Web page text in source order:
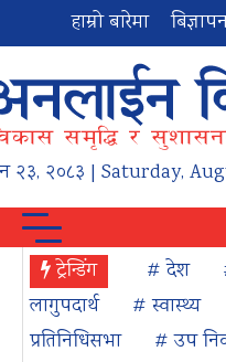
हाम्रो बारेमा
२३, २०८३ | Saturday,
ट्रेन्डिंग # देश
लागुपदार्थ
# स्वास्थ्य
प्रतिनिधिसभा
# उप